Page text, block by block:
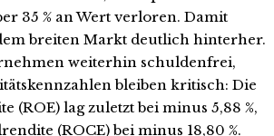
35 % an Wert verloren. Damit
breiten Markt deutlich hinterher.
weiterhin schuldenfrei,
bleiben kritisch: Die
(ROE) lag zuletzt bei minus 5,88 %,
(ROCE) bei minus 18,80 %.